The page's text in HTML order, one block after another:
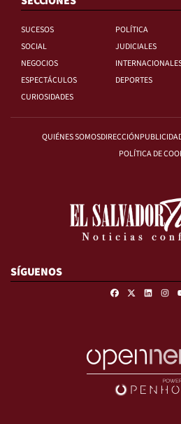
SUCESOS
POLÍTICA
SOCIAL
JUDICIALES
NEGOCIOS
ESPECTÁCULOS
DEPORTES
CURIOSIDADES
QUIÉNES SOMOSDIRECCIÓN
POLÍTICA DE
SÍGUENOS
Facebook